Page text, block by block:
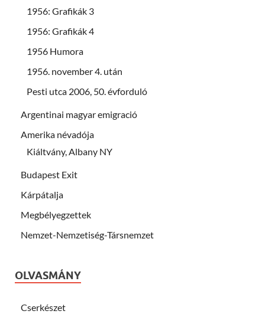
1956: Grafikák 3
1956: Grafikák 4
1956 Humora
1956. november 4. után
Pesti utca 2006, 50. évforduló
Argentinai magyar emigració
Amerika névadója
Kiáltvány, Albany NY
Budapest Exit
Kárpátalja
Megbélyegzettek
Nemzet-Nemzetiség-Társnemzet
OLVASMÁNY
Cserkészet